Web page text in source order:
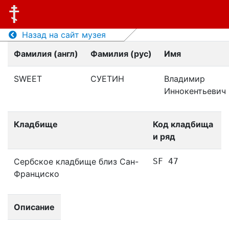
Назад на сайт музея
Фамилия (англ)
Фамилия (рус) Имя
SWEET СУЕТИН
Владимир
Иннокентьевич
Кладбище
Код кладбища
и ряд
Сербское кладбище близ Сан-
Франциско
SF 47
Описание